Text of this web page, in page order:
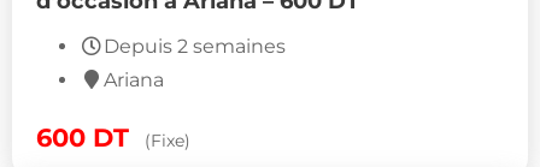
Depuis 2 semaines
Ariana
600 DT (Fixe)